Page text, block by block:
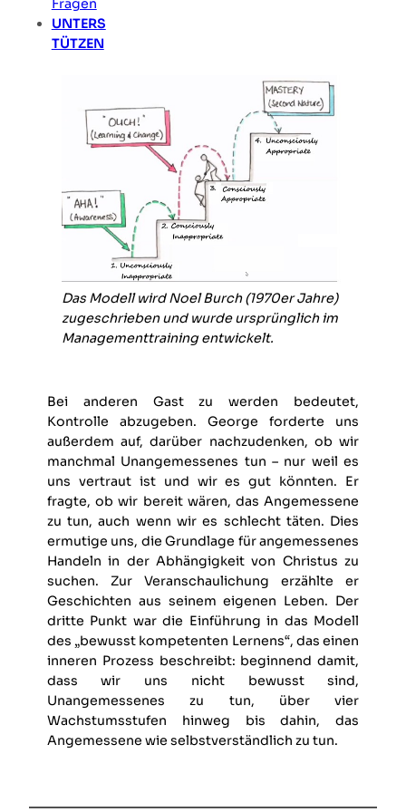
Fragen
UNTERS
TÜTZEN
dienen wollen.
Das Modell wird Noel Burch (1970er Jahre)
zugeschrieben und wurde ursprünglich im
Managementtraining entwickelt.
Bei anderen Gast zu werden bedeutet,
Kontrolle abzugeben. George forderte uns
außerdem auf, darüber nachzudenken, ob wir
manchmal Unangemessenes tun – nur weil es
uns vertraut ist und wir es gut könnten. Er
fragte, ob wir bereit wären, das Angemessene
zu tun, auch wenn wir es schlecht täten. Dies
ermutige uns, die Grundlage für angemessenes
Handeln in der Abhängigkeit von Christus zu
suchen. Zur Veranschaulichung erzählte er
Geschichten aus seinem eigenen Leben. Der
dritte Punkt war die Einführung in das Modell
des „bewusst kompetenten Lernens“, das einen
inneren Prozess beschreibt: beginnend damit,
dass wir uns nicht bewusst sind,
Unangemessenes zu tun, über vier
Wachstumsstufen hinweg bis dahin, das
Angemessene wie selbstverständlich zu tun.